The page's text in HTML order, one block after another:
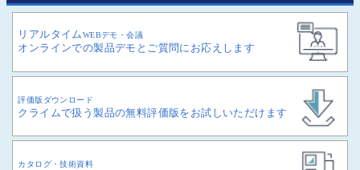
リアルタイムWEBデモ・会議
オンラインでの製品デモとご質問にお応えします
評価版ダウンロード
クライムで扱う製品の無料評価版をお試しいただけます
カタログ・技術資料